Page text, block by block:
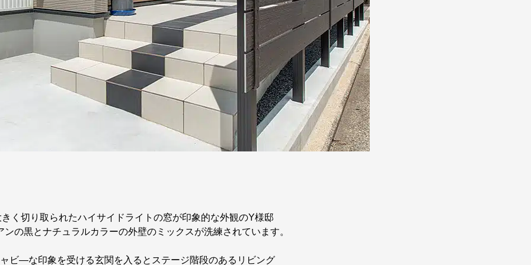
く切り取られたハイサイドライトの窓が印象的な外観のY様邸
ンの黒とナチュラルカラーの外壁のミックスが洗練されています。
ビ―な印象を受ける玄関を入るとステージ階段のあるリビング